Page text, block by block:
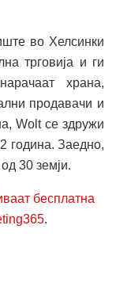
во Хелсинки
трговија и ги
храна,
продавачи и
Wolt се здружи
година. Заедно,
30 земји.
бесплатна
.